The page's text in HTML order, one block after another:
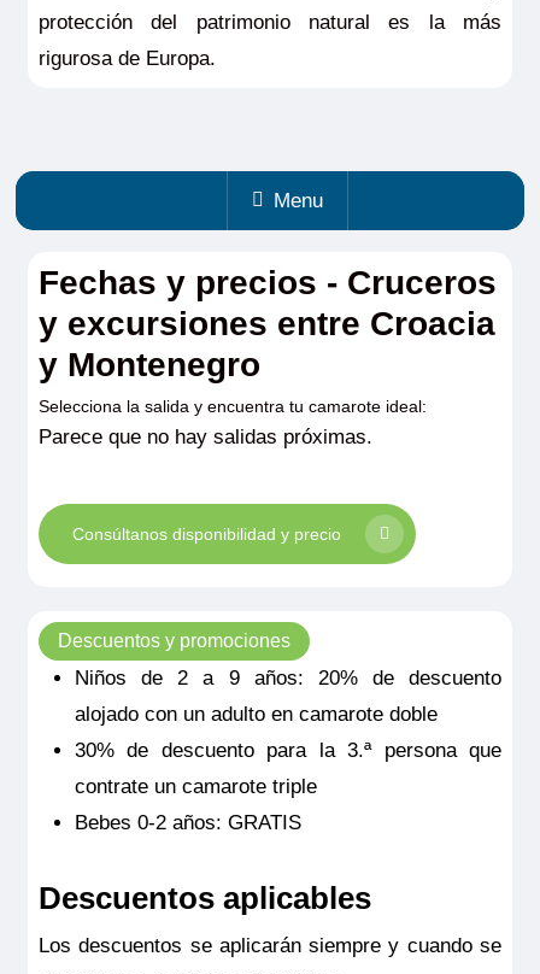
protección del patrimonio natural es la más
rigurosa de Europa.
Menu
Fechas y precios - Cruceros
y excursiones entre Croacia
y Montenegro
Selecciona la salida y encuentra tu camarote ideal:
Parece que no hay salidas próximas.
Consúltanos disponibilidad y precio
Descuentos y promociones
Niños de 2 a 9 años: 20% de descuento
alojado con un adulto en camarote doble
30% de descuento para la 3.ª persona que
contrate un camarote triple
Bebes 0-2 años: GRATIS
Descuentos aplicables
Los descuentos se aplicarán siempre y cuando se